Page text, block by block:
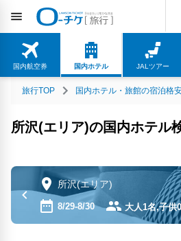
国内航空券 国内ホテル JALツアー
旅行TOP 国内ホテル・旅館の宿泊格
所沢(エリア)の国内ホテル
所沢(エリア)
8/29-8/30 大人1名,子供